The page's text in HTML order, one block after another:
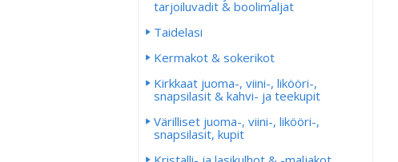
tarjoiluvadit & boolimaljat
Taidelasi
Kermakot & sokerikot
Kirkkaat juoma-, viini-, likööri-,
snapsilasit & kahvi- ja teekupit
Värilliset juoma-, viini-, likööri-,
snapsilasit, kupit